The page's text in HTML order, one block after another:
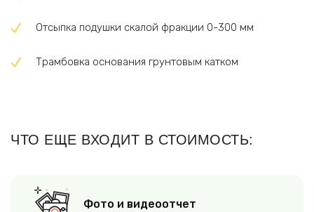
Отсыпка подушки скалой фракции 0-300 мм
Трамбовка основания грунтовым катком
ЧТО ЕЩЕ ВХОДИТ В СТОИМОСТЬ:
Фото и видеоотчет